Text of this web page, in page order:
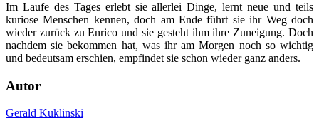
Im Laufe des Tages erlebt sie allerlei Dinge, lernt neue und teils
kuriose Menschen kennen, doch am Ende führt sie ihr Weg doch
wieder zurück zu Enrico und sie gesteht ihm ihre Zuneigung. Doch
nachdem sie bekommen hat, was ihr am Morgen noch so wichtig
und bedeutsam erschien, empfindet sie schon wieder ganz anders.
Autor
Gerald Kuklinski